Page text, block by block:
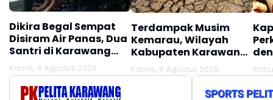
Dikira Begal Sempat
Disiram Air Panas, Dua
Santri di Karawang
Terluka Akibat Aksi
Oknum Linmas
Kamis, 6 Agustus 2026
Terdampak Musim
Kemarau, Wilayah
Kabupaten Karawang
Kekeringan Makin
Meluas
Kamis, 6 Agustus 2026